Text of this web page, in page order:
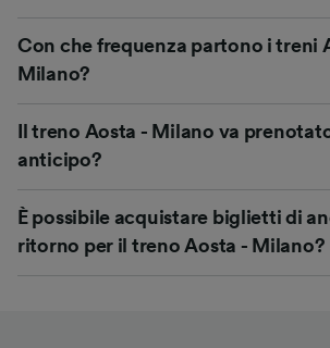
Con che frequenza partono i treni
Milano?
Il treno Aosta - Milano va
anticipo?
È possibile acquistare biglietti di
ritorno per il treno Aosta - Milano?